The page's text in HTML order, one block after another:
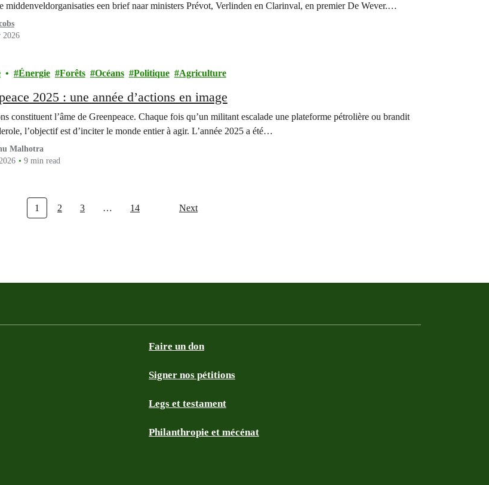
middenveldorganisaties een brief naar ministers Prévot, Verlinden en Clarinval, en premier De Wever.…
2026
Énergie Forêts Océans Politique Agriculture
2025 : une année d’actions en image
constituent l’âme de Greenpeace. Chaque fois qu’un militant escalade une plateforme pétrolière ou brandit
l’objectif est d’inciter le monde entier à agir. L’année 2025 a été…
Malhotra
9 min read
1 2 3 … 14 Next
Faire un don
Signer nos pétitions
Legs et testament
Philanthropie et mécénat